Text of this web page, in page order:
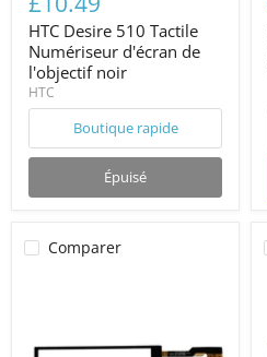
HTC Desire 510 Tactile
Numériseur d'écran de
l'objectif noir
HTC
Boutique rapide
Épuisé
Comparer